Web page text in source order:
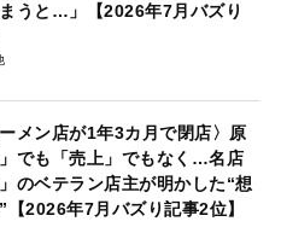
うと…」【2026年7月バズり
ーメン店が1年3カ月で閉店〉原
でも「売上」でもなく…名店
」のベテラン店主が明かした“想
【2026年7月バズり記事2位】